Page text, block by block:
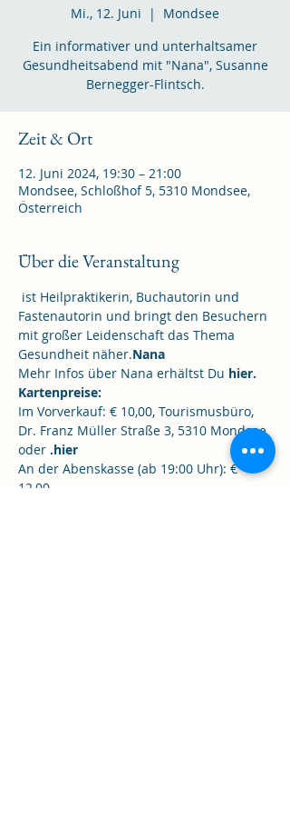
Mi., 12. Juni
  |
Mondsee
Ein informativer und unterhaltsamer
Gesundheitsabend mit "Nana", Susanne
Bernegger-Flintsch.
Zeit & Ort
12. Juni 2024, 19:30 – 21:00
Mondsee, Schloßhof 5, 5310 Mondsee,
Österreich
Über die Veranstaltung
Fastenautorin und bringt den Besuchern
mit großer Leidenschaft das Thema
Gesundheit näher.Nana
Mehr Infos über Nana erhältst Du hier.
Kartenpreise:
Im Vorverkauf: € 10,00, Tourismusbüro,
Dr. Franz Müller Straße 3, 5310 Mondsee
oder .hier
An der Abenskasse (ab 19:00 Uhr): €
12,00